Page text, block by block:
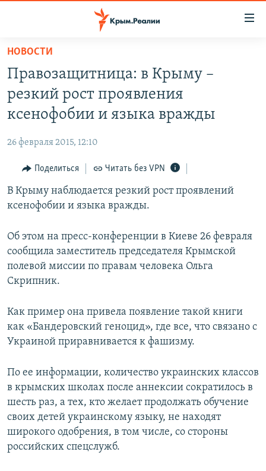
Вернуться
основному
содержанию
Вернутся
главной
навигации
Вернутся
поиску
СПЕЦПРОЕКТЫ
11 ЛЕТ ОККУПАЦИИ КРЫМА. 11 ИСТОРИЙ СОПРОТИВЛЕНИЯ
ВОДА
ЕЩЕ
ИНТЕРАКТИВ
ИНФОГРАФИКА
ТЕЛЕПРОЕКТ КРЫМ.РЕАЛИИ
СОВЕТЫ ПРАВОЗАЩИТНИКОВ
ПРОПАВШИЕ БЕЗ ВЕСТИ
ПОБЕДИТЕЛЕЙ НЕ СУДЯТ?
ELIFBE
УКРАИНСКАЯ ПРОБЛЕМА КРЫМА
РАДІО СВОБОДА
КАК ОБОЙТИ БЛОКИРОВКУ
Qırımtatar
ПРИСОЕДИНЯЙТЕСЬ!
НОВОСТИ
Правозащитница: в Крыму –
резкий рост проявления
ксенофобии и языка вражды
26 февраля 2015, 12:10
Поделиться Читать без VPN
В Крыму наблюдается резкий рост проявлений
ксенофобии и языка вражды.
Об этом на пресс-конференции в Киеве 26 февраля
сообщила заместитель председателя Крымской
полевой миссии по правам человека Ольга
Скрипник.
Как пример она привела появление такой книги
как «Бандеровский геноцид», где все, что связано с
Украиной приравнивается к фашизму.
По ее информации, количество украинских классов
в крымских школах после аннексии сократилось в
шесть раз, а тех, кто желает продолжать обучение
своих детей украинскому языку, не находят
широкого одобрения, в том числе, со стороны
российских спецслужб.